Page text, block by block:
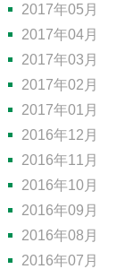
2017年05月
2017年04月
2017年03月
2017年02月
2017年01月
2016年12月
2016年11月
2016年10月
2016年09月
2016年08月
2016年07月